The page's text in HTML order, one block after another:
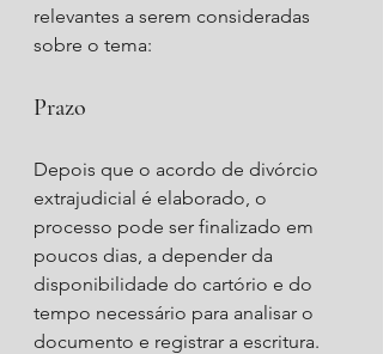
relevantes a serem consideradas
sobre o tema:
Prazo
Depois que o acordo de divórcio
extrajudicial é elaborado, o
processo pode ser finalizado em
poucos dias, a depender da
disponibilidade do cartório e do
tempo necessário para analisar o
documento e registrar a escritura.